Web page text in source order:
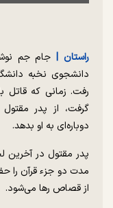
راستان | جام جم
دانشجوی نخبه
رفت. زمانی که قاتل
گرفت، از پدر
دوباره‌ای به او بدهد.
پدر مقتول در آخرین
مدت دو جزء قرآن را
از قصاص رها می‌شود.